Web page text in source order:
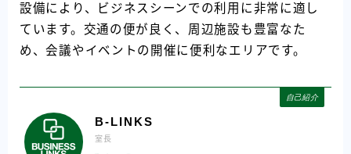
設備により、ビジネスシーンでの利用に非常に適し
ています。交通の便が良く、周辺施設も豊富なた
め、会議やイベントの開催に便利なエリアです。
自己紹介
B-LINKS
室長